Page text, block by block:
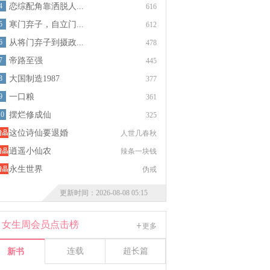
616
恋综配角靠洒脱人...
612
寒门弃子，自立门...
478
从将门弃子到摄政...
445
帝路至强
377
大国制造1987
361
一口粮
325
摆烂修成仙
人世几春秋
这位诗仙要退婚
辣条一块钱
逍遥小仙农
伪戒
永生世界
更新时间：2026-08-08 05:15
更多
女生周会员点击榜
新书 连载 超长篇